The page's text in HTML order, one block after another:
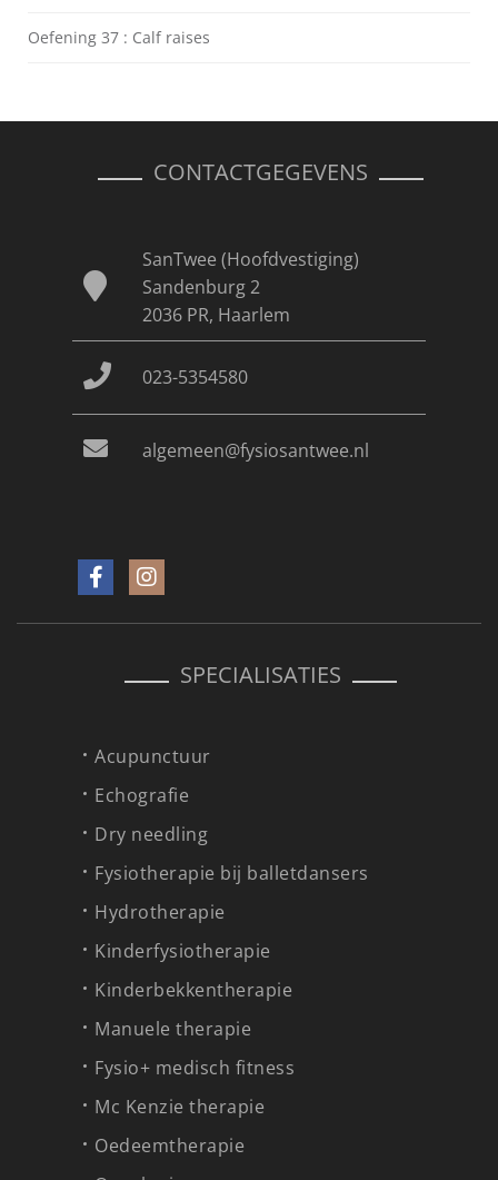
Oefening 37 : Calf raises
CONTACTGEGEVENS
SanTwee (Hoofdvestiging)
Sandenburg 2
2036 PR, Haarlem
023-5354580
algemeen@fysiosantwee.nl
SPECIALISATIES
Acupunctuur
Echografie
Dry needling
Fysiotherapie bij balletdansers
Hydrotherapie
Kinderfysiotherapie
Kinderbekkentherapie
Manuele therapie
Fysio+ medisch fitness
Mc Kenzie therapie
Oedeemtherapie